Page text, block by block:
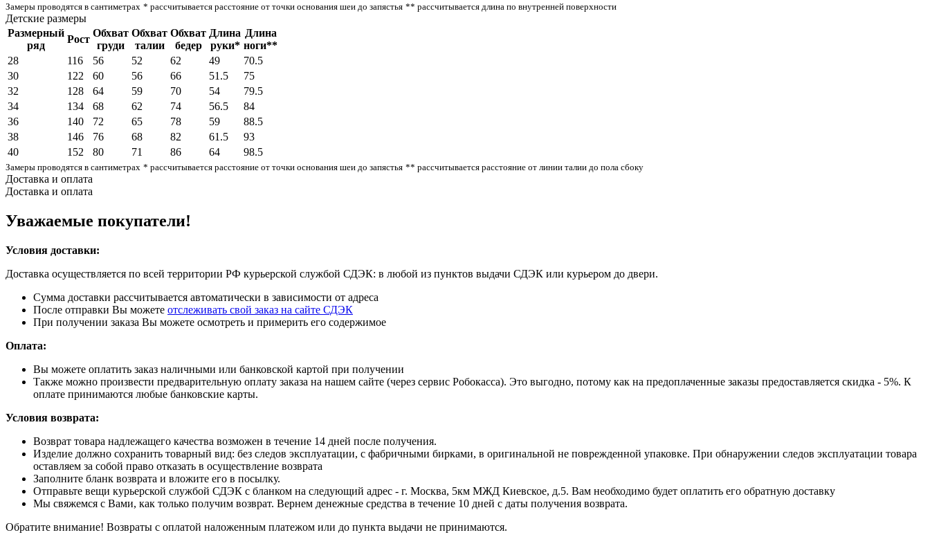
Замеры проводятся в сантиметрах * рассчитывается расстояние от точки основания шеи до запястья ** рассчитывается длина по внутренней поверхности
Детские размеры
Размерный
ряд
Рост
Обхват
груди
Обхват
талии
Обхват
бедер
Длина
руки*
Длина
ноги**
28
116 56 52 62 49
70.5
30
122 60 56 66 51.5
75
32
128 64 59 70 54
79.5
34
134 68 62 74 56.5
84
36
140 72 65 78 59
88.5
38
146 76 68 82 61.5
93
40
152 80 71 86 64 98.5
Замеры проводятся в сантиметрах * рассчитывается расстояние от точки основания шеи до запястья ** рассчитывается расстояние от линии талии до пола сбоку
Доставка и оплата
Доставка и оплата
Уважаемые покупатели!
Условия доставки:
Доставка осуществляется по всей территории РФ курьерской службой СДЭК: в любой из пунктов выдачи СДЭК или курьером до двери.
Сумма доставки рассчитывается автоматически в зависимости от адреса
После отправки Вы можете отслеживать свой заказ на сайте СДЭК
При получении заказа Вы можете осмотреть и примерить его содержимое
Оплата:
Вы можете оплатить заказ наличными или банковской картой при получении
Также можно произвести предварительную оплату заказа на нашем сайте (через сервис Робокасса). Это выгодно, потому как на предоплаченные заказы предоставляется скидка - 5%. К
оплате принимаются любые банковские карты.
Условия возврата:
Возврат товара надлежащего качества возможен в течение 14 дней после получения.
Изделие должно сохранить товарный вид: без следов эксплуатации, с фабричными бирками, в оригинальной не поврежденной упаковке. При обнаружении следов эксплуатации товара
оставляем за собой право отказать в осуществление возврата
Заполните бланк возврата и вложите его в посылку.
Отправьте вещи курьерской службой СДЭК с бланком на следующий адрес - г. Москва, 5км МЖД Киевское, д.5. Вам необходимо будет оплатить его обратную доставку
Мы свяжемся с Вами, как только получим возврат. Вернем денежные средства в течение 10 дней с даты получения возврата.
Обратите внимание! Возвраты с оплатой наложенным платежом или до пункта выдачи не принимаются.